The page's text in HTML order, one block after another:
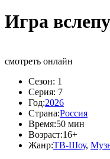
Игра
смотреть онлайн
Сезон: 1
Серия: 7
Год:2026
Страна:Россия
Время:50 мин
Возраст:16+
Жанр:ТВ-Шоу,